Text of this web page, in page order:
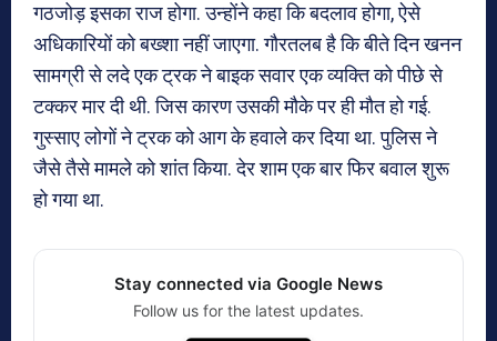
गठजोड़ इसका राज होगा. उन्होंने कहा कि बदलाव होगा, ऐसे
अधिकारियों को बख्शा नहीं जाएगा. गौरतलब है कि बीते दिन खनन
सामग्री से लदे एक ट्रक ने बाइक सवार एक व्यक्ति को पीछे से
टक्कर मार दी थी. जिस कारण उसकी मौके पर ही मौत हो गई.
गुस्साए लोगों ने ट्रक को आग के हवाले कर दिया था. पुलिस ने
जैसे तैसे मामले को शांत किया. देर शाम एक बार फिर बवाल शुरू
हो गया था.
Stay connected via Google News
Follow us for the latest updates.